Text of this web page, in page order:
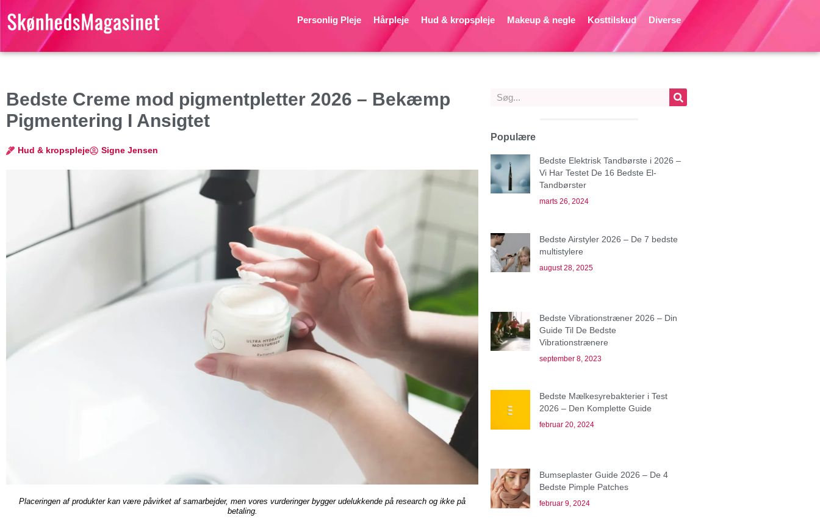
Personlig Pleje Hårpleje Hud & kropspleje Makeup & negle Kosttilskud Diverse
Bedste Creme mod pigmentpletter 2026 – Bekæmp
Pigmentering I Ansigtet
Hud & kropspleje Signe Jensen
Placeringen af produkter kan være påvirket af samarbejder, men vores vurderinger bygger udelukkende på research og ikke på
betaling.
Populære
Bedste Elektrisk Tandbørste i 2026 –
Vi Har Testet De 16 Bedste El-
Tandbørster
marts 26, 2024
Bedste Airstyler 2026 – De 7 bedste
multistylere
august 28, 2025
Bedste Vibrationstræner 2026 – Din
Guide Til De Bedste
Vibrationstrænere
september 8, 2023
Bedste Mælkesyrebakterier i Test
2026 – Den Komplette Guide
februar 20, 2024
Bumseplaster Guide 2026 – De 4
Bedste Pimple Patches
februar 9, 2024